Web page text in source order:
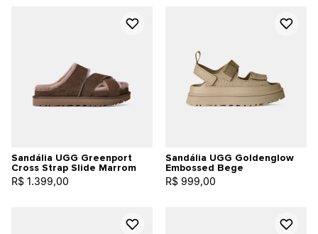
Sandália UGG Greenport
Cross Strap Slide Marrom
R$ 1.399,00
Sandália UGG Goldenglow
Embossed Bege
R$ 999,00